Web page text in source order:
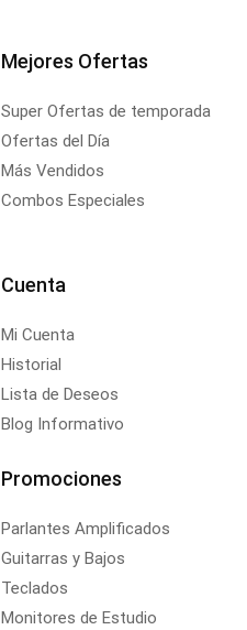
Mejores Ofertas
Super Ofertas de temporada
Ofertas del Día
Más Vendidos
Combos Especiales
Cuenta
Mi Cuenta
Historial
Lista de Deseos
Blog Informativo
Promociones
Parlantes Amplificados
Guitarras y Bajos
Teclados
Monitores de Estudio